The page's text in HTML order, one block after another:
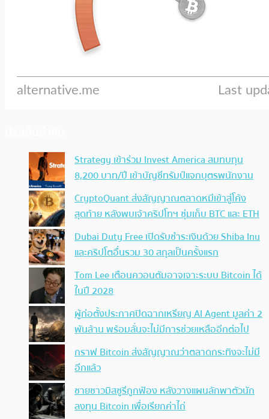
Strategy เข้าร่วม Invest America สมทบทุน
8,200 บาท/ปี เข้าบัญชีทรัมป์แจกบุตรพนักงาน
CryptoQuant ส่งสัญญาณตลาดหมีเข้าสู่โค้ง
สุดท้าย หลังพบเจ้าคริปโทฯ ซุ่มเก็บ BTC และ ETH
Dubai Duty Free เปิดรับชำระเงินด้วย Shiba Inu
และคริปโตอื่นรวม 30 สกุลเป็นครั้งแรก
Tom Lee เตือนควอนตัมอาจเจาะระบบ Bitcoin ได้
ในปี 2028
ผู้ก่อตั้งประกาศปิดฉากเหรียญ AI Agent มูลค่า 2
พันล้าน พร้อมลั่นจะไม่มีการช่วยเหลืออีกต่อไป
กราฟ Bitcoin ส่งสัญญาณว่าตลาดกระทิงจะไม่มี
อีกแล้ว
ชายชาวมิสซูรีถูกฟ้อง หลังวางแผนลักพาตัวนัก
ลงทุน Bitcoin เพื่อเรียกค่าไถ่